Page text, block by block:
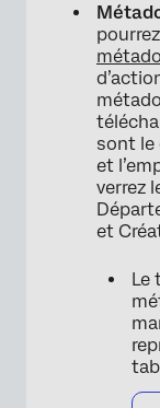
sont le
et
verrez
et
Le